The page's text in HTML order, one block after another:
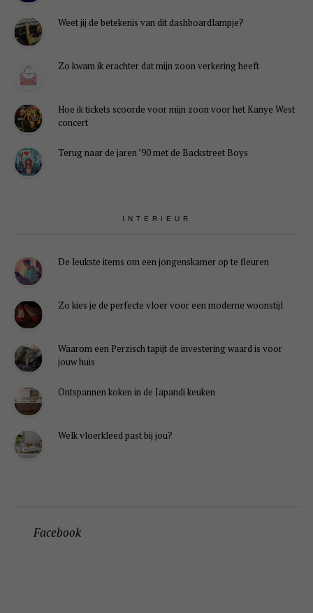
Weet jij de betekenis van dit dashboardlampje?
Zo kwam ik erachter dat mijn zoon verkering heeft
Hoe ik tickets scoorde voor mijn zoon voor het Kanye West
concert
Terug naar de jaren ’90 met de Backstreet Boys
INTERIEUR
De leukste items om een jongenskamer op te fleuren
Zo kies je de perfecte vloer voor een moderne woonstijl
Waarom een Perzisch tapijt de investering waard is voor
jouw huis
Ontspannen koken in de Japandi keuken
Welk vloerkleed past bij jou?
Facebook